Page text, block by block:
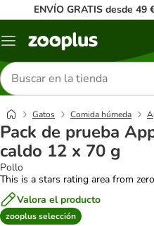
ENVÍO GRATIS desde
Menú
Buscar
productos
Gatos Comida húmeda
Pack de prueba
caldo 12 x 70 g
Pollo
This is a stars rating area from
Valora el producto
zooplus selección